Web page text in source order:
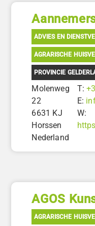
ADVIES EN
AGRARISCHE
PROVINCIE
Molenweg
22
6631 KJ
Horssen
Nederland
T:
E:
W:
AGOS
AGRARISCHE